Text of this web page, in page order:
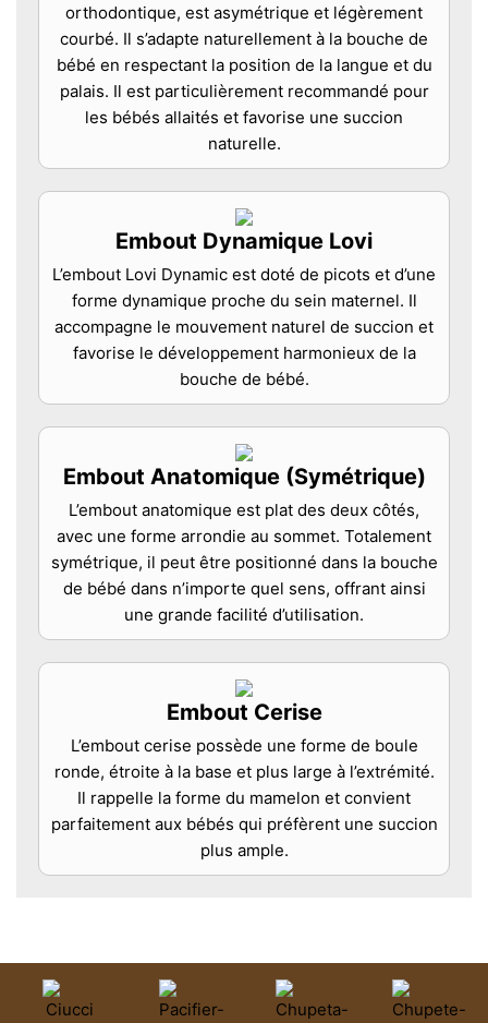
orthodontique, est asymétrique et légèrement
courbé. Il s’adapte naturellement à la bouche de
bébé en respectant la position de la langue et du
palais. Il est particulièrement recommandé pour
les bébés allaités et favorise une succion
naturelle.
Embout Dynamique Lovi
L’embout Lovi Dynamic est doté de picots et d’une
forme dynamique proche du sein maternel. Il
accompagne le mouvement naturel de succion et
favorise le développement harmonieux de la
bouche de bébé.
Embout Anatomique (Symétrique)
L’embout anatomique est plat des deux côtés,
avec une forme arrondie au sommet. Totalement
symétrique, il peut être positionné dans la bouche
de bébé dans n’importe quel sens, offrant ainsi
une grande facilité d’utilisation.
Embout Cerise
L’embout cerise possède une forme de boule
ronde, étroite à la base et plus large à l’extrémité.
Il rappelle la forme du mamelon et convient
parfaitement aux bébés qui préfèrent une succion
plus ample.